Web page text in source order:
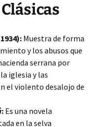
Muestra de forma
y los abusos que
serrana por
iglesia y las
el violento desalojo de
: Es una novela
en la selva